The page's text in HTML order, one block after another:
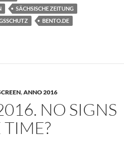
SÄCHSISCHE ZEITUNG
BENTO.DE
,ANNO 2016
NO SIGNS
TIME?